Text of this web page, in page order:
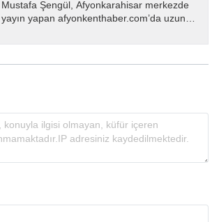
Mustafa Şengül, Afyonkarahisar merkezde
yayın yapan afyonkenthaber.com’da uzun
almakta, haber akışı...